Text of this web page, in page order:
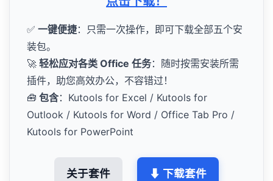
✅ 一键便捷：只需一次操作，即可下载全部五个安
装包。
🚀 轻松应对各类 Office 任务：随时按需安装所需
插件，助您高效办公，不容错过！
🧰 包含：Kutools for Excel / Kutools for
Outlook / Kutools for Word / Office Tab Pro /
Kutools for PowerPoint
关于套件 ⬇ 下载套件